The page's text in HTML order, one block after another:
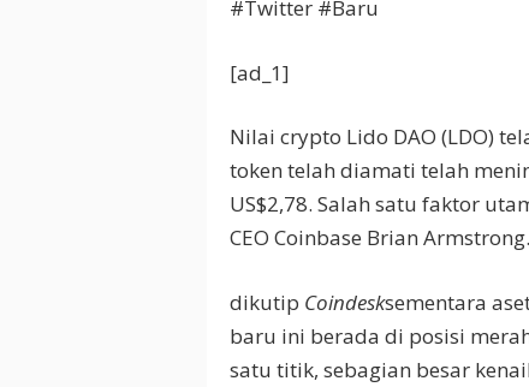
#Twitter #Baru
[ad_1]
Nilai crypto Lido DAO (LDO)
token telah diamati telah
US$2,78. Salah satu faktor
CEO Coinbase Brian
dikutip Coindesksementara
baru ini berada di posisi
satu titik, sebagian besar